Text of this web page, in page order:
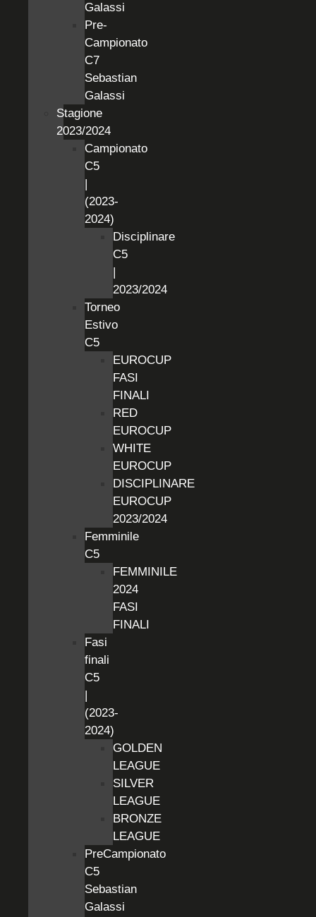
Galassi
Pre-
Campionato
C7
Sebastian
Galassi
Stagione
2023/2024
Campionato
C5
|
(2023-
2024)
Disciplinare
C5
|
2023/2024
Torneo
Estivo
C5
EUROCUP
FASI
FINALI
RED
EUROCUP
WHITE
EUROCUP
DISCIPLINARE
EUROCUP
2023/2024
Femminile
C5
FEMMINILE
2024
FASI
FINALI
Fasi
finali
C5
|
(2023-
2024)
GOLDEN
LEAGUE
SILVER
LEAGUE
BRONZE
LEAGUE
PreCampionato
C5
Sebastian
Galassi